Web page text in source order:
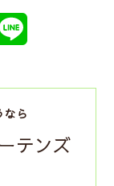
n
なら
テンズ